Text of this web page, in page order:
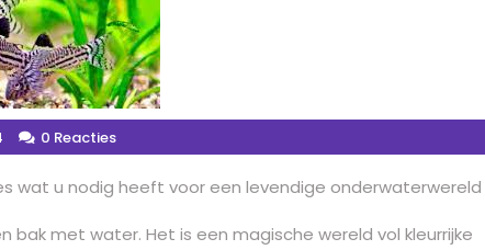
0 Reacties
wat u nodig heeft voor een levendige onderwaterwereld
bak met water. Het is een magische wereld vol kleurrijke